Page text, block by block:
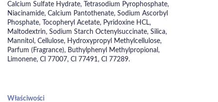
Calcium Sulfate Hydrate, Tetrasodium Pyrophosphate,
Niacinamide, Calcium Pantothenate, Sodium Ascorbyl
Phosphate, Tocopheryl Acetate, Pyridoxine HCL,
Maltodextrin, Sodium Starch Octenylsuccinate, Silica,
Mannitol, Cellulose, Hydroxypropyl Methylcellulose,
Parfum (Fragrance), Buthylphenyl Methylpropional,
Limonene, Cl 77007, Cl 77491, Cl 77289.
Właściwości